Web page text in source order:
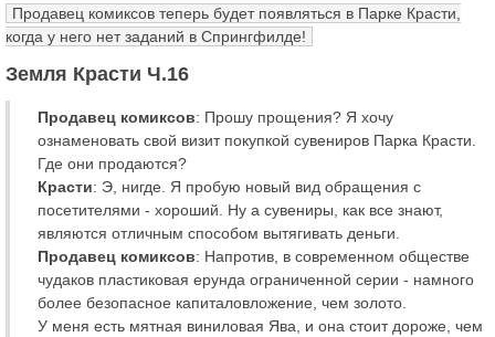
Продавец комиксов теперь будет появляться в Парке Красти,
когда у него нет заданий в Спрингфилде!
Земля Красти Ч.16
Продавец комиксов: Прошу прощения? Я хочу
ознаменовать свой визит покупкой сувениров Парка Красти.
Где они продаются?
Красти: Э, нигде. Я пробую новый вид обращения с
посетителями - хороший. Ну а сувениры, как все знают,
являются отличным способом вытягивать деньги.
Продавец комиксов: Напротив, в современном обществе
чудаков пластиковая ерунда ограниченной серии - намного
более безопасное капиталовложение, чем золото.
У меня есть мятная виниловая Ява, и она стоит дороже, чем